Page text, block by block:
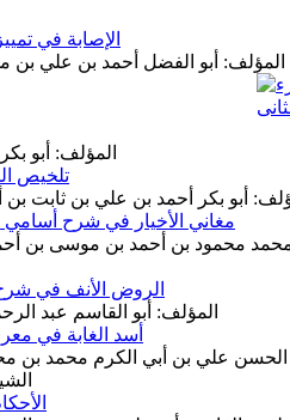
الإصابة في
المؤلف: أبو الفضل أحمد بن علي بن
المؤلف: أبو
تلخيص
أبو بكر أحمد بن علي بن ثابت
مغاني الأخيار في شرح أسامي
محمد محمود بن أحمد بن موسى بن
الروض الأنف في
المؤلف: أبو القاسم عبد
أسد الغابة في
الحسن علي بن أبي الكرم محمد بن